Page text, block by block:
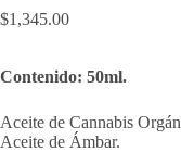
$1,345.00
Contenido: 50ml.
Aceite de Cannabis
Aceite de Ámbar.